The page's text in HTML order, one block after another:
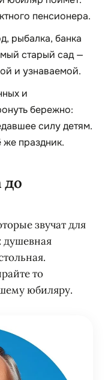
пенсионера.
рыбалка, банка
старый сад —
и узнаваемой.
и
бережно:
силу детям.
праздник.
до
звучат для
душевная
то
юбиляру.